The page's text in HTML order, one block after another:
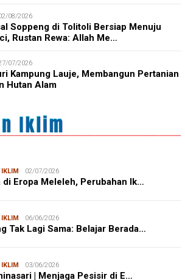
08/2026
Soppeng di Tolitoli Bersiap Menuju
Rustan Rewa: Allah Me…
07/2026
Kampung Lauje, Membangun Pertanian
Hutan Alam
IKLIM 02/07/2026
di Eropa Meleleh, Perubahan Ik…
IKLIM 06/06/2026
Tak Lagi Sama: Belajar Berada…
IKLIM 03/06/2026
| Menjaga Pesisir di E…